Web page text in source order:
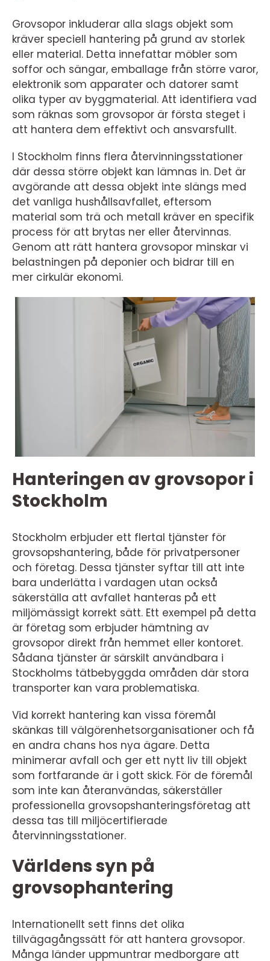
Grovsopor inkluderar alla slags objekt som
kräver speciell hantering på grund av storlek
eller material. Detta innefattar möbler som
soffor och sängar, emballage från större varor,
elektronik som apparater och datorer samt
olika typer av byggmaterial. Att identifiera vad
som räknas som grovsopor är första steget i
att hantera dem effektivt och ansvarsfullt.
I Stockholm finns flera återvinningsstationer
där dessa större objekt kan lämnas in. Det är
avgörande att dessa objekt inte slängs med
det vanliga hushållsavfallet, eftersom
material som trä och metall kräver en specifik
process för att brytas ner eller återvinnas.
Genom att rätt hantera grovsopor minskar vi
belastningen på deponier och bidrar till en
mer cirkulär ekonomi.
Hanteringen av grovsopor i
Stockholm
Stockholm erbjuder ett flertal tjänster för
grovsopshantering, både för privatpersoner
och företag. Dessa tjänster syftar till att inte
bara underlätta i vardagen utan också
säkerställa att avfallet hanteras på ett
miljömässigt korrekt sätt. Ett exempel på detta
är företag som erbjuder hämtning av
grovsopor direkt från hemmet eller kontoret.
Sådana tjänster är särskilt användbara i
Stockholms tätbebyggda områden där stora
transporter kan vara problematiska.
Vid korrekt hantering kan vissa föremål
skänkas till välgörenhetsorganisationer och få
en andra chans hos nya ägare. Detta
minimerar avfall och ger ett nytt liv till objekt
som fortfarande är i gott skick. För de föremål
som inte kan återanvändas, säkerställer
professionella grovsopshanteringsföretag att
dessa tas till miljöcertifierade
återvinningsstationer.
Världens syn på
grovsophantering
Internationellt sett finns det olika
tillvägagångssätt för att hantera grovsopor.
Många länder uppmuntrar medborgare att